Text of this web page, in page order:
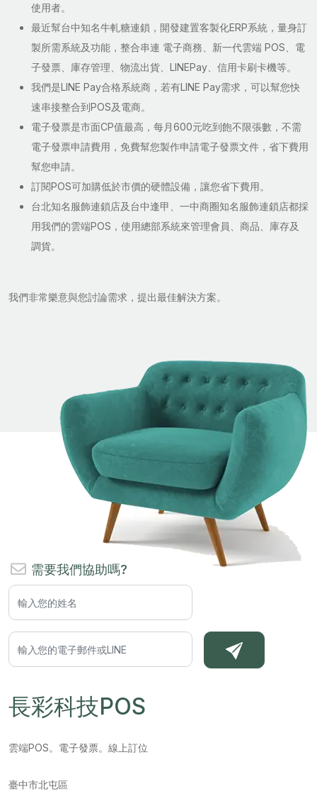
使用者。
最近幫台中知名牛軋糖連鎖，開發建置客製化ERP系統，量身訂
製所需系統及功能，整合串連 電子商務、新一代雲端 POS、電
子發票、庫存管理、物流出貨、LINEPay、信用卡刷卡機等。
我們是LINE Pay合格系統商，若有LINE Pay需求，可以幫您快
速串接整合到POS及電商。
電子發票是市面CP值最高，每月600元吃到飽不限張數，不需
電子發票申請費用，免費幫您製作申請電子發票文件，省下費用
幫您申請。
訂閱POS可加購低於市價的硬體設備，讓您省下費用。
台北知名服飾連鎖店及台中逢甲、一中商圈知名服飾連鎖店都採
用我們的雲端POS，使用總部系統來管理會員、商品、庫存及
調貨。
我們非常樂意與您討論需求，提出最佳解決方案。
需要我們協助嗎?
長彩科技POS
雲端POS。電子發票。線上訂位
臺中市北屯區